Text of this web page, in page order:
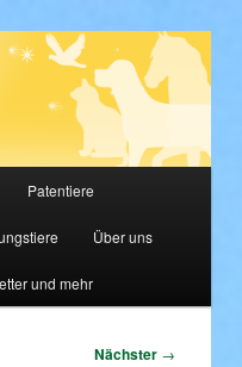
e.V.
Patentiere
Über uns
und mehr
Nächster →